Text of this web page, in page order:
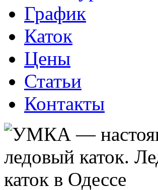
График
Каток
Цены
Статьи
Контакты